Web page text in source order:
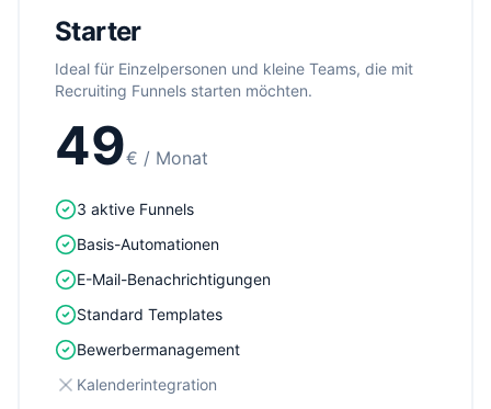
Starter
Ideal für Einzelpersonen und kleine Teams, die mit
Recruiting Funnels starten möchten.
49€ / Monat
3 aktive Funnels
Basis-Automationen
E-Mail-Benachrichtigungen
Standard Templates
Bewerbermanagement
Kalenderintegration